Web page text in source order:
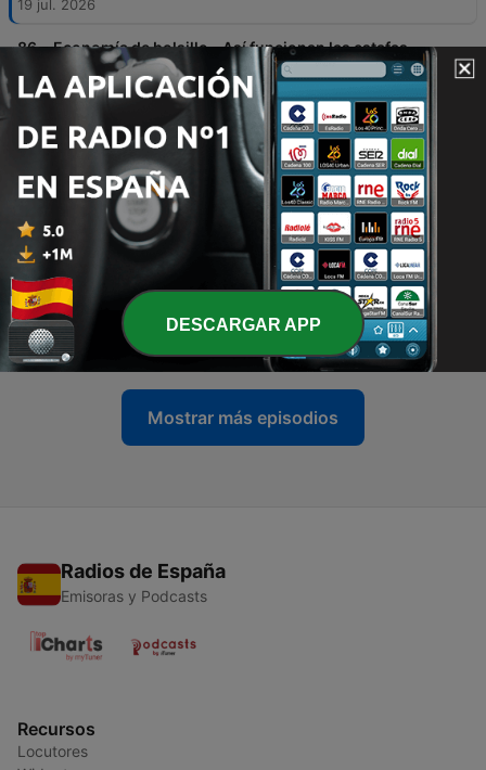
19 jul. 2026
86 - Economía de bolsillo - Así funcionan las estafas
con criptomonedas
12 jul. 2026
85 - Economía de bolsillo - ¿Estamos perdiendo la
tolerancia al fracaso?
05 jul. 2026
84
Economía de bolsillo - Todo lo que debes saber
antes de comprar coche
28 jun. 2026
83 - Economía de bolsillo - Nunca es suficiente. La
trampa de la adaptación hedónica
21 jun. 2026
Mostrar más episodios
Radios de España
Emisoras y Podcasts
Recursos
Locutores
DESCARGAR APP